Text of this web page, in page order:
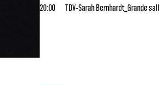
20:00 TDV-Sarah Bernhardt_Grande